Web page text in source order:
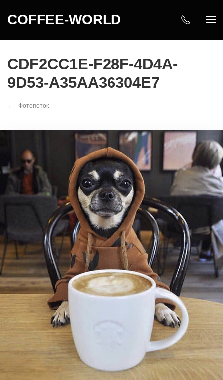
COFFEE-WORLD
CDF2CC1E-F28F-4D4A-
9D53-A35AA36304E7
Фотопоток